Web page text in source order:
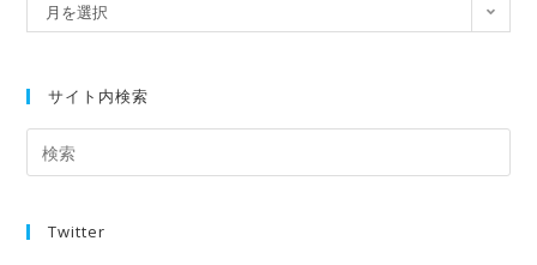
月を選択
サイト内検索
Twitter